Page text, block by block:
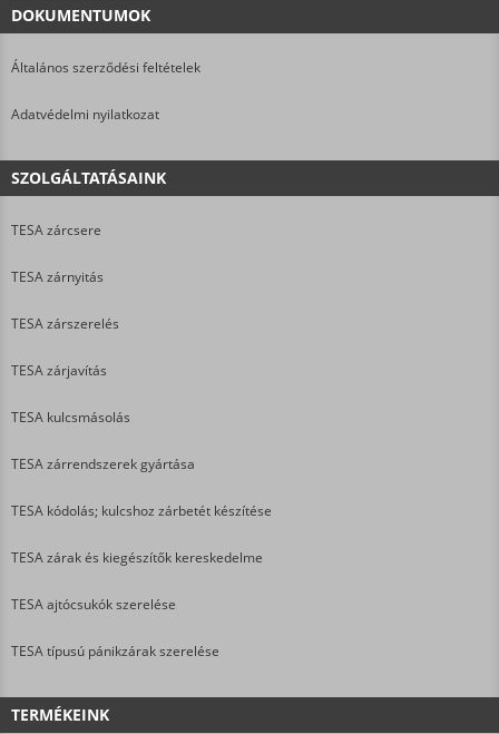
DOKUMENTUMOK
Általános szerződési feltételek
Adatvédelmi nyilatkozat
SZOLGÁLTATÁSAINK
TESA zárcsere
TESA zárnyitás
TESA zárszerelés
TESA zárjavítás
TESA kulcsmásolás
TESA zárrendszerek gyártása
TESA kódolás; kulcshoz zárbetét készítése
TESA zárak és kiegészítők kereskedelme
TESA ajtócsukók szerelése
TESA típusú pánikzárak szerelése
TERMÉKEINK